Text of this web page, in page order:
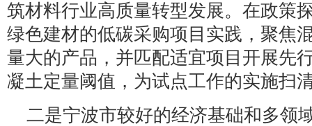
筑材料行业高质量转型发展。在政策
绿色建材的低碳采购项目实践，聚焦
量大的产品，并匹配适宜项目开展先
凝土定量阈值，为试点工作的实施扫
二是宁波市较好的经济基础和多领